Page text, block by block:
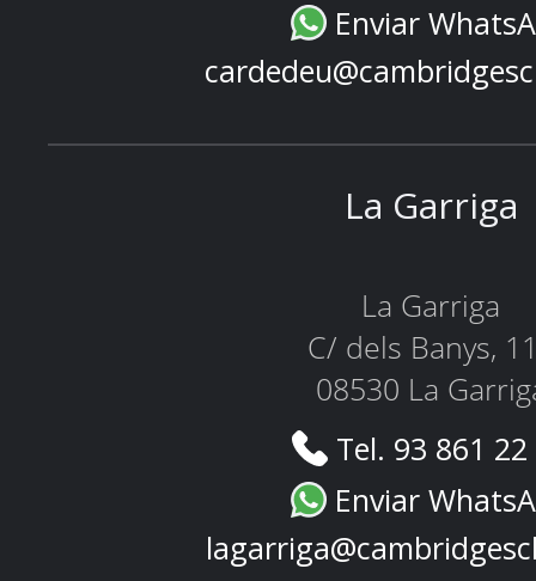
Enviar
La Garriga
La Garriga
C/ dels Banys,
08530 La
Tel. 93 861
Enviar